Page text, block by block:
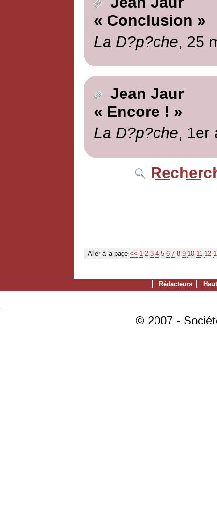
« Conclusion »
La D?p?che, 25
Jean Jaur
« Encore ! »
La D?p?che, 1er
Aller à la page << 1 2 3 4 5 6 7 8 9 10 11 12
Rédacteurs
© 2007 -